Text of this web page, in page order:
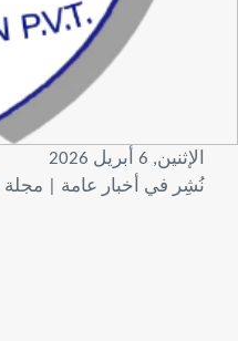
الإثنين, 6 أبريل 2026
نُشِر في
أخبار عامة |